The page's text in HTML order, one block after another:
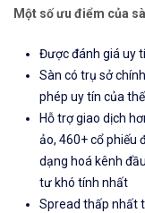
Một số ưu điểm của
Được đánh giá uy
Sàn có trụ sở
phép uy tín của
Hỗ trợ giao dịch
ảo, 460+ cổ phiếu
dạng hoá kênh
tư khó tính nhất
Spread thấp nhất